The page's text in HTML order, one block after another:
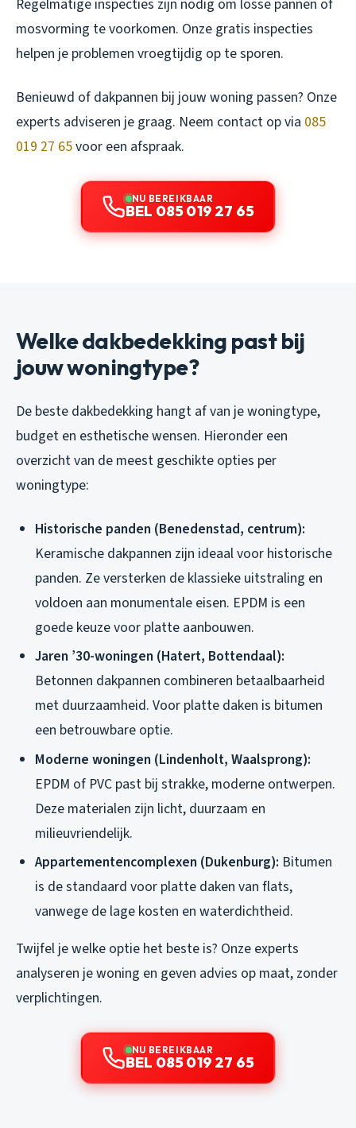
Regelmatige inspecties zijn nodig om losse pannen of
mosvorming te voorkomen. Onze gratis inspecties
helpen je problemen vroegtijdig op te sporen.
Benieuwd of dakpannen bij jouw woning passen? Onze
experts adviseren je graag. Neem contact op via 085
019 27 65voor een afspraak.
NU BEREIKBAAR
BEL 085 019 27 65
Welke dakbedekking past bij
jouw woningtype?
De beste dakbedekking hangt af van je woningtype,
budget en esthetische wensen. Hieronder een
overzicht van de meest geschikte opties per
woningtype:
Historische panden (Benedenstad, centrum):
Keramische dakpannen zijn ideaal voor historische
panden. Ze versterken de klassieke uitstraling en
voldoen aan monumentale eisen. EPDM is een
goede keuze voor platte aanbouwen.
Jaren ’30-woningen (Hatert, Bottendaal):
Betonnen dakpannen combineren betaalbaarheid
met duurzaamheid. Voor platte daken is bitumen
een betrouwbare optie.
Moderne woningen (Lindenholt, Waalsprong):
EPDM of PVC past bij strakke, moderne ontwerpen.
Deze materialen zijn licht, duurzaam en
milieuvriendelijk.
Appartementencomplexen (Dukenburg): Bitumen
is de standaard voor platte daken van flats,
vanwege de lage kosten en waterdichtheid.
Twijfel je welke optie het beste is? Onze experts
analyseren je woning en geven advies op maat, zonder
verplichtingen.
NU BEREIKBAAR
BEL 085 019 27 65